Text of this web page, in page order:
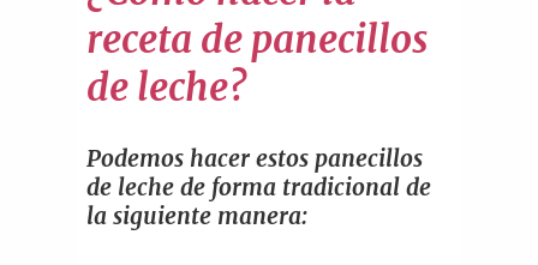
receta de panecillos
de leche?
Podemos hacer estos panecillos
de leche de forma tradicional de
la siguiente manera: